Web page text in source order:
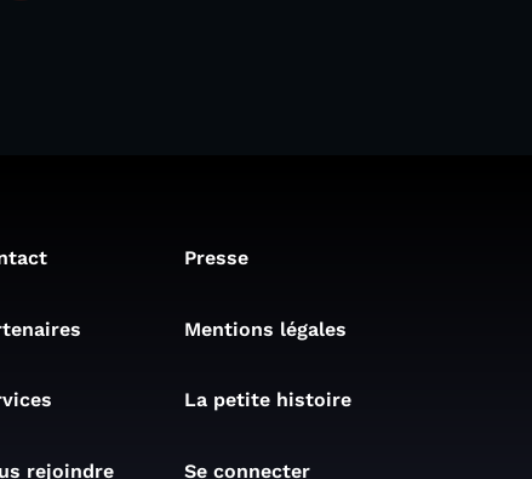
Presse
Mentions légales
La petite histoire
rejoindre Se connecter